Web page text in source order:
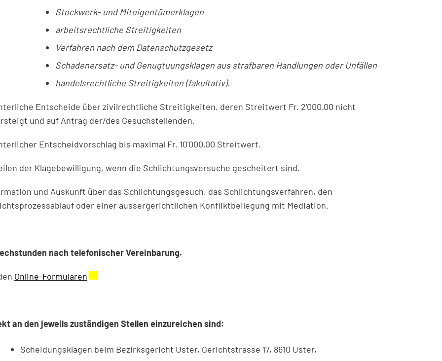
Stockwerk- und Miteigentümerklagen
arbeitsrechtliche Streitigkeiten
Verfahren nach dem Datenschutzgesetz
Schadenersatz- und Genugtuungsklagen aus strafbaren Handlungen oder Unfällen
handelsrechtliche Streitigkeiten (fakultativ).
Entscheide über zivilrechtliche Streitigkeiten, deren Streitwert Fr. 2'000.00 nicht
und auf Antrag der/des Gesuchstellenden.
Entscheidvorschlag bis maximal Fr. 10'000.00 Streitwert.
der Klagebewilligung, wenn die Schlichtungsversuche gescheitert sind.
und Auskunft über das Schlichtungsgesuch, das Schlichtungsverfahren, den
oder einer aussergerichtlichen Konfliktbeilegung mit Mediation.
nach telefonischer Vereinbarung.
Online-Formularen
an den jeweils zuständigen Stellen einzureichen sind:
Scheidungsklagen beim Bezirksgericht Uster, Gerichtstrasse 17, 8610 Uster,